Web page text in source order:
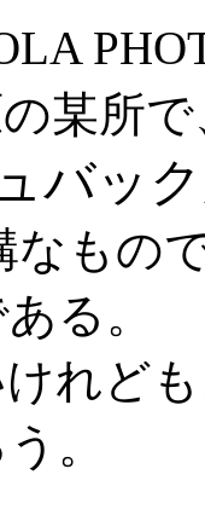
某所
バック
なもの
る。
れど
。